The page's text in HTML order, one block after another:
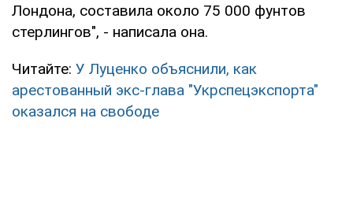
Лондона, составила около 75 000 фунтов
стерлингов", - написала она.
Читайте: У Луценко объяснили, как
арестованный экс-глава "Укрспецэкспорта"
оказался на свободе